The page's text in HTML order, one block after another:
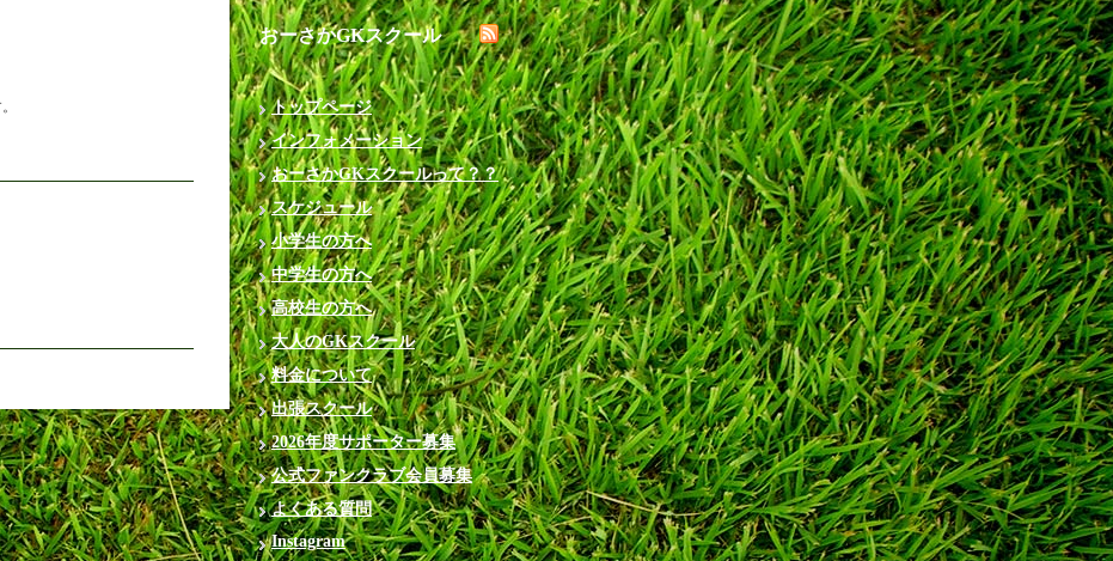
おーさかGKスクール
トップページ
インフォメーション
おーさかGKスクールって？？
スケジュール
小学生の方へ
中学生の方へ
高校生の方へ
大人のGKスクール
料金について
出張スクール
2026年度サポーター募集
公式ファンクラブ会員募集
よくある質問
Instagram